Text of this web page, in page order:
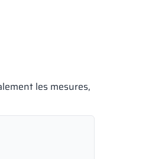
les mesures,